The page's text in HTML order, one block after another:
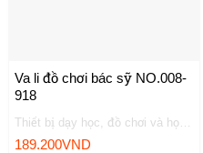
Va li đồ chơi bác sỹ NO.008-
918
189.200VND